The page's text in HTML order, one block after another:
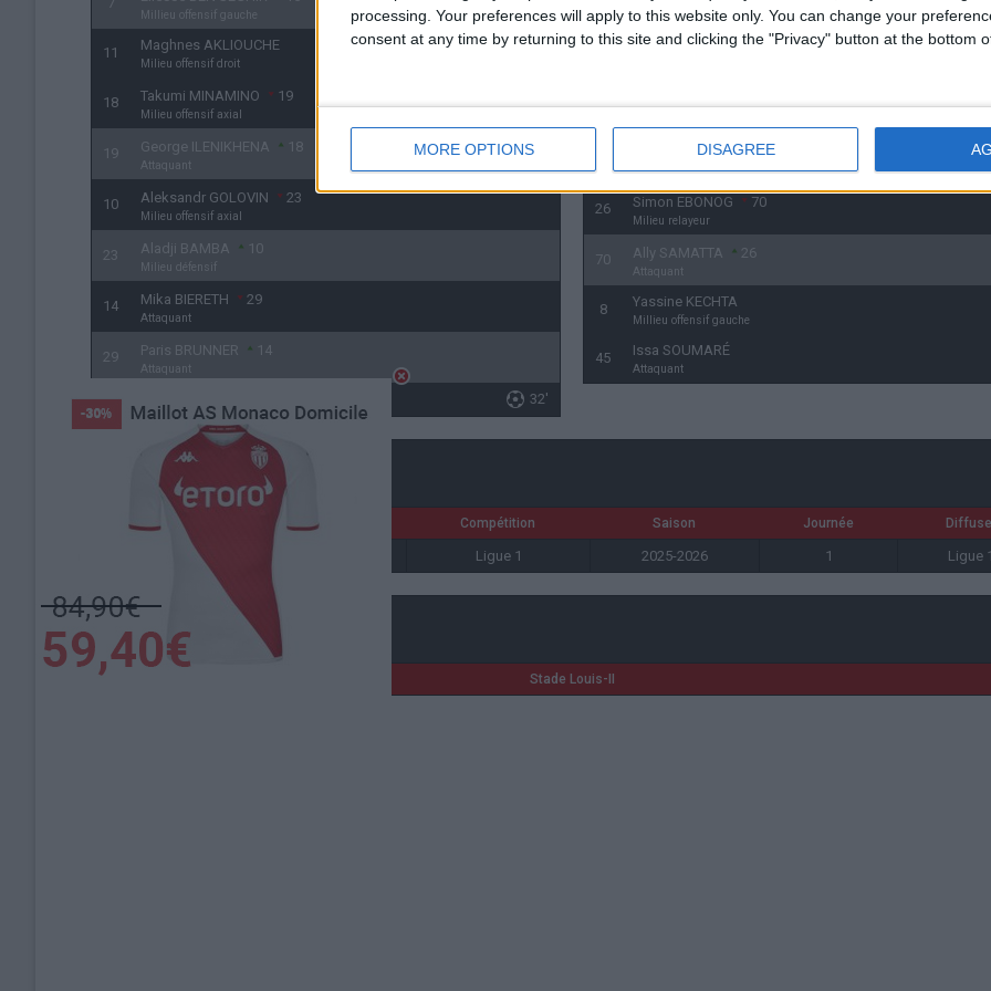
processing. Your preferences will apply to this website only. You can change your
consent at any time by returning to this site and clicking the "Privacy" button at the bottom
MORE OPTIONS DISAGREE
Millieu offensif gauche
11 Maghnes AKLIOUCHE
Milieu offensif droit
18 Takumi MINAMINO 19
Milieu offensif axial
19 George ILENIKHENA 18
Attaquant
10 Aleksandr GOLOVIN 23
Milieu offensif axial
23 Aladji BAMBA 10
Milieu défensif
14 Mika BIERETH 29
Attaquant
29 Paris BRUNNER 14
Attaquant
32'
Milieu relayeur
Daren MOSENGO 14
6
Felix MAMBIMBI 6
Attaquant
26 Simon EBONOG 70
Milieu relayeur
70 Ally SAMATTA 26
Attaquant
8 Yassine KECHTA
Millieu offensif gauche
45 Issa SOUMARÉ
Attaquant
Détails
Date Compétition Saison Journée
16 août 2025 Ligue 1 2025-2026 1 Ligue
Lieu de la rencontre
Stade Louis-II